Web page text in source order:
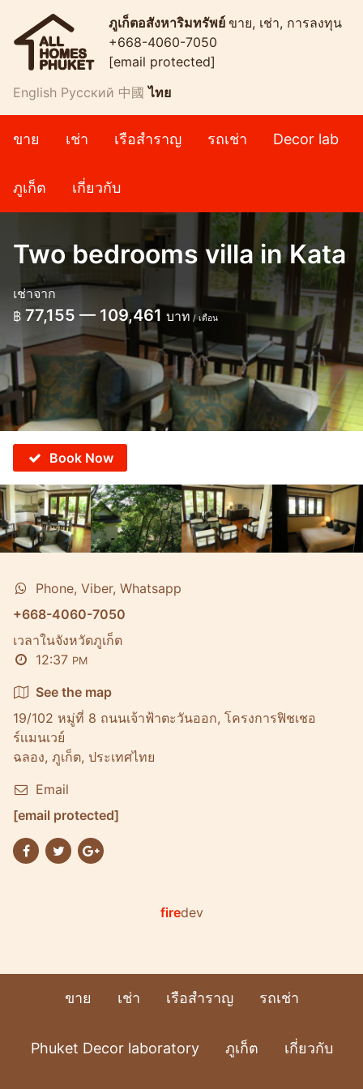
ภูเก็ตอสังหาริมทรัพย์ ขาย, เช่า, การลงทุน
+668-4060-7050
[email protected]
English Русский 中國 ไทย
ขาย เช่า เรือสำราญ รถเช่า Decor lab
ภูเก็ต เกี่ยวกับ
Two bedrooms villa in Kata
เช่าจาก
฿ 77,155 — 109,461 บาท / เดือน
Book Now
Phone, Viber, Whatsapp
+668-4060-7050
เวลาในจังหวัดภูเก็ต
12:37 PM
See the map
19/102 หมู่ที่ 8 ถนนเจ้าฟ้าตะวันออก, โครงการฟิชเชอ
ร์เเมนเวย์
ฉลอง, ภูเก็ต, ประเทศไทย
Email
[email protected]
firedev
ขาย เช่า เรือสำราญ รถเช่า
Phuket Decor laboratory ภูเก็ต เกี่ยวกับ